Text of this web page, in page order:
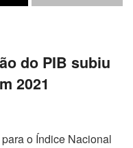
do PIB subiu
2021
o Índice Nacional